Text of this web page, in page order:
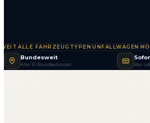
FAHRZEUGTYPEN· UNFALLWAGEN·
Bundesweit
Alle 16 Bundesländer Bar